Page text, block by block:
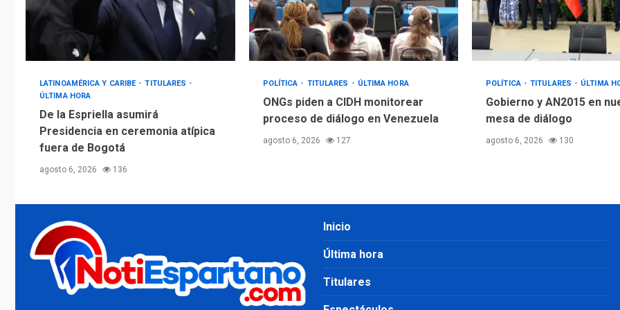
LATINOAMÉRICA Y CARIBE
TITULARES
ÚLTIMA HORA
De la Espriella asumirá
Presidencia en ceremonia atípica
fuera de Bogotá
agosto 6, 2026 136
POLÍTICA TITULARES ÚLTIMA HORA
ONGs piden a CIDH monitorear
proceso de diálogo en Venezuela
agosto 6, 2026 127
POLÍTICA TITULARES ÚLTIMA
Gobierno y AN2015 en
mesa de diálogo
agosto 6, 2026 130
Inicio
Última hora
Titulares